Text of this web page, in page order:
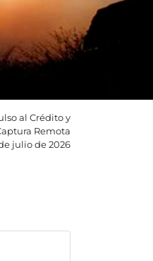
al Crédito y
Remota
julio de 2026